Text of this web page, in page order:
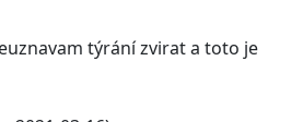
týrání zvirat a toto je